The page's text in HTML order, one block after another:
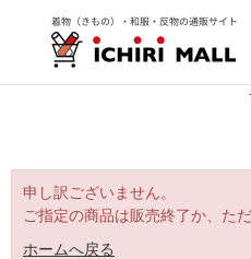
申し訳ございません。
ご指定の商品は販売終了か、た
ホームへ戻る